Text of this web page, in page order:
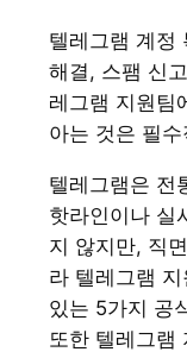
텔레그램 계정
해결, 스팸 신
레그램 지원팀
아는 것은 필
텔레그램은 전
핫라인이나 실
지 않지만, 직
라 텔레그램
있는 5가지 공
또한 텔레그램